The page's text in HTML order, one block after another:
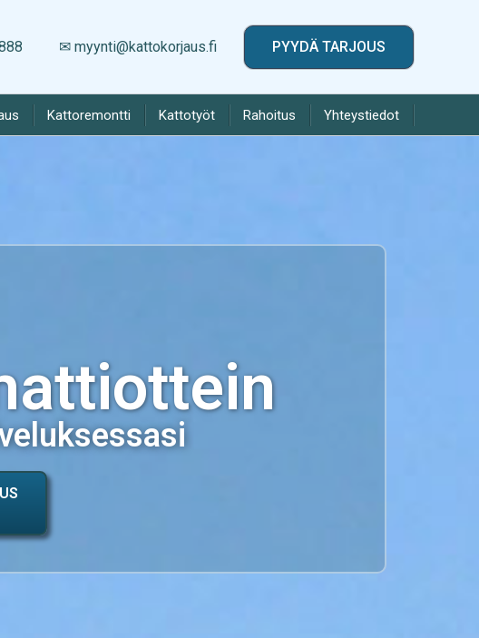
✉ myynti@kattokorjaus.fi PYYDÄ TARJOUS
Kattoremontti Kattotyöt Rahoitus Yhteystiedot